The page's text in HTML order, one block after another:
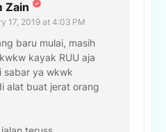
Zain
17, 2019 at 4:03 PM
baru mulai, masih
kayak RUU aja
sabar ya wkwk
alat buat jerat orang